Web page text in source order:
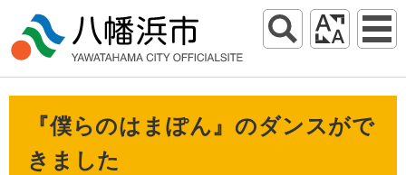
『僕らのはまぽん』のダンスがで
きました